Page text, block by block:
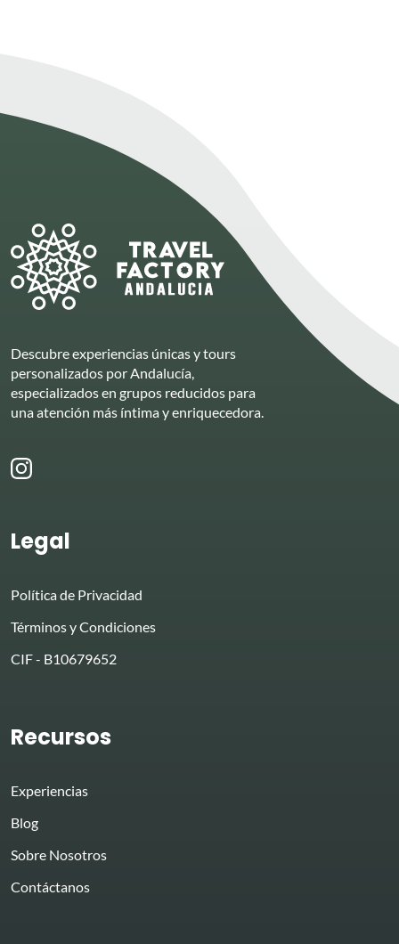
Descubre experiencias únicas y tours
personalizados por Andalucía,
especializados en grupos reducidos para
una atención más íntima y enriquecedora.
Legal
Política de Privacidad
Términos y Condiciones
CIF - B10679652
Recursos
Experiencias
Blog
Sobre Nosotros
Contáctanos